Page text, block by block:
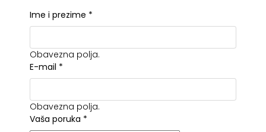
Ime i prezime *
Obavezna polja.
E-mail *
Obavezna polja.
Vaša poruka *